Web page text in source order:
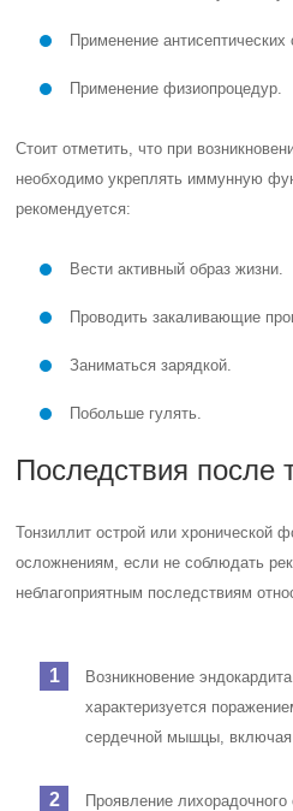
Применение антисептических
Применение физиопроцедур.
Стоит отметить, что при
необходимо укреплять иммунную
рекомендуется:
Вести активный образ жизни.
Проводить закаливающие
Заниматься зарядкой.
Побольше гулять.
Последствия после
Тонзиллит острой или хронической
осложнениям, если не соблюдать
неблагоприятным последствиям
Возникновение
характеризуется
сердечной мышцы,
Проявление лихорадочного